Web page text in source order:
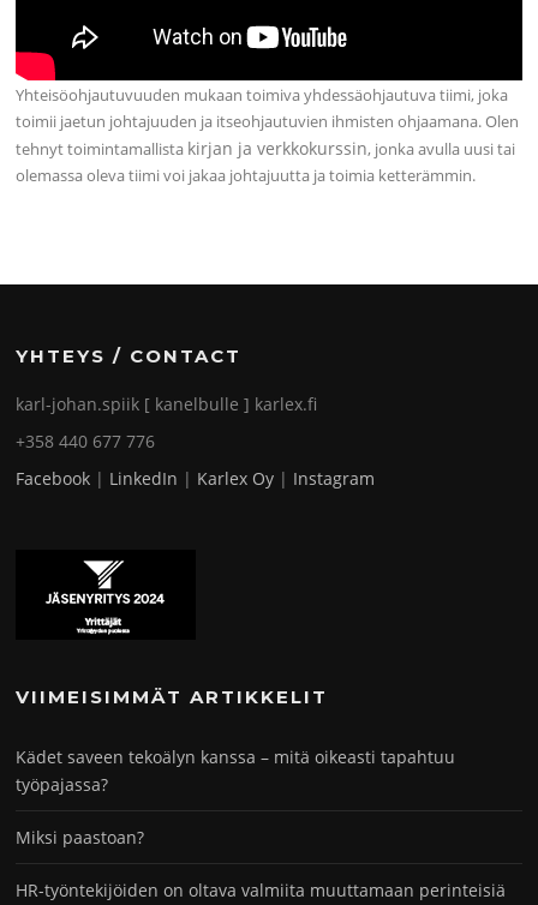
Yhteisöohjautuvuuden mukaan toimiva yhdessäohjautuva tiimi, joka
toimii jaetun johtajuuden ja itseohjautuvien ihmisten ohjaamana. Olen
tehnyt toimintamallista kirjan ja verkkokurssin, jonka avulla uusi tai
olemassa oleva tiimi voi jakaa johtajuutta ja toimia ketterämmin.
YHTEYS / CONTACT
karl-johan.spiik [ kanelbulle ] karlex.fi
+358 440 677 776
Facebook | LinkedIn | Karlex Oy | Instagram
VIIMEISIMMÄT ARTIKKELIT
Kädet saveen tekoälyn kanssa – mitä oikeasti tapahtuu
työpajassa?
Miksi paastoan?
HR-työntekijöiden on oltava valmiita muuttamaan perinteisiä